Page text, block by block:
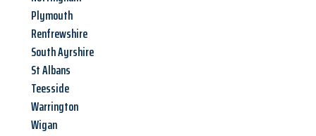
Plymouth
Renfrewshire
South Ayrshire
St Albans
Teesside
Warrington
Wigan